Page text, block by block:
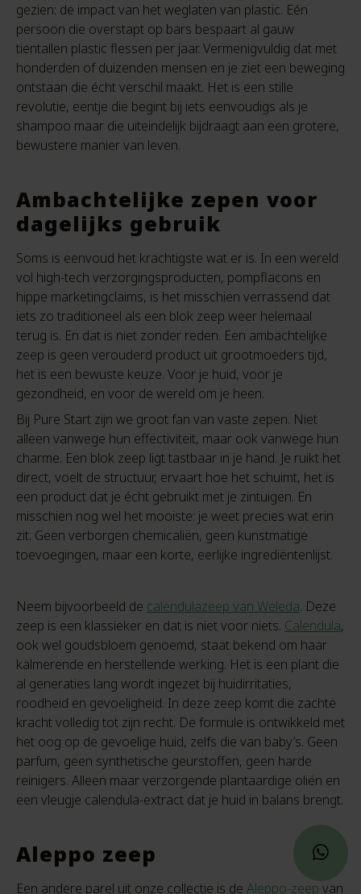
gezien: de impact van het weglaten van plastic. Eén
persoon die overstapt op bars bespaart al gauw
tientallen plastic flessen per jaar. Vermenigvuldig dat met
honderden of duizenden mensen en je ziet een beweging
ontstaan die écht verschil maakt. Het is een stille
revolutie, eentje die begint bij iets eenvoudigs als je
shampoo maar die uiteindelijk bijdraagt aan een grotere,
bewustere manier van leven.
Ambachtelijke zepen voor
dagelijks gebruik
Soms is eenvoud het krachtigste wat er is. In een wereld
vol high-tech verzorgingsproducten, pompflacons en
hippe marketingclaims, is het misschien verrassend dat
iets zo traditioneel als een blok zeep weer helemaal
terug is. En dat is niet zonder reden. Een ambachtelijke
zeep is geen verouderd product uit grootmoeders tijd,
het is een bewuste keuze. Voor je huid, voor je
gezondheid, en voor de wereld om je heen.
Bij Pure Start zijn we groot fan van vaste zepen. Niet
alleen vanwege hun effectiviteit, maar ook vanwege hun
charme. Een blok zeep ligt tastbaar in je hand. Je ruikt het
direct, voelt de structuur, ervaart hoe het schuimt, het is
een product dat je écht gebruikt met je zintuigen. En
misschien nog wel het mooiste: je weet precies wat erin
zit. Geen verborgen chemicaliën, geen kunstmatige
toevoegingen, maar een korte, eerlijke ingrediëntenlijst.
Neem bijvoorbeeld de calendulazeep van Weleda. Deze
zeep is een klassieker en dat is niet voor niets. Calendula,
ook wel goudsbloem genoemd, staat bekend om haar
kalmerende en herstellende werking. Het is een plant die
al generaties lang wordt ingezet bij huidirritaties,
roodheid en gevoeligheid. In deze zeep komt die zachte
kracht volledig tot zijn recht. De formule is ontwikkeld met
het oog op de gevoelige huid, zelfs die van baby’s. Geen
parfum, geen synthetische geurstoffen, geen harde
reinigers. Alleen maar verzorgende plantaardige oliën en
een vleugje calendula-extract dat je huid in balans brengt.
Aleppo zeep
Een andere parel uit onze collectie is de Aleppo-zeep van